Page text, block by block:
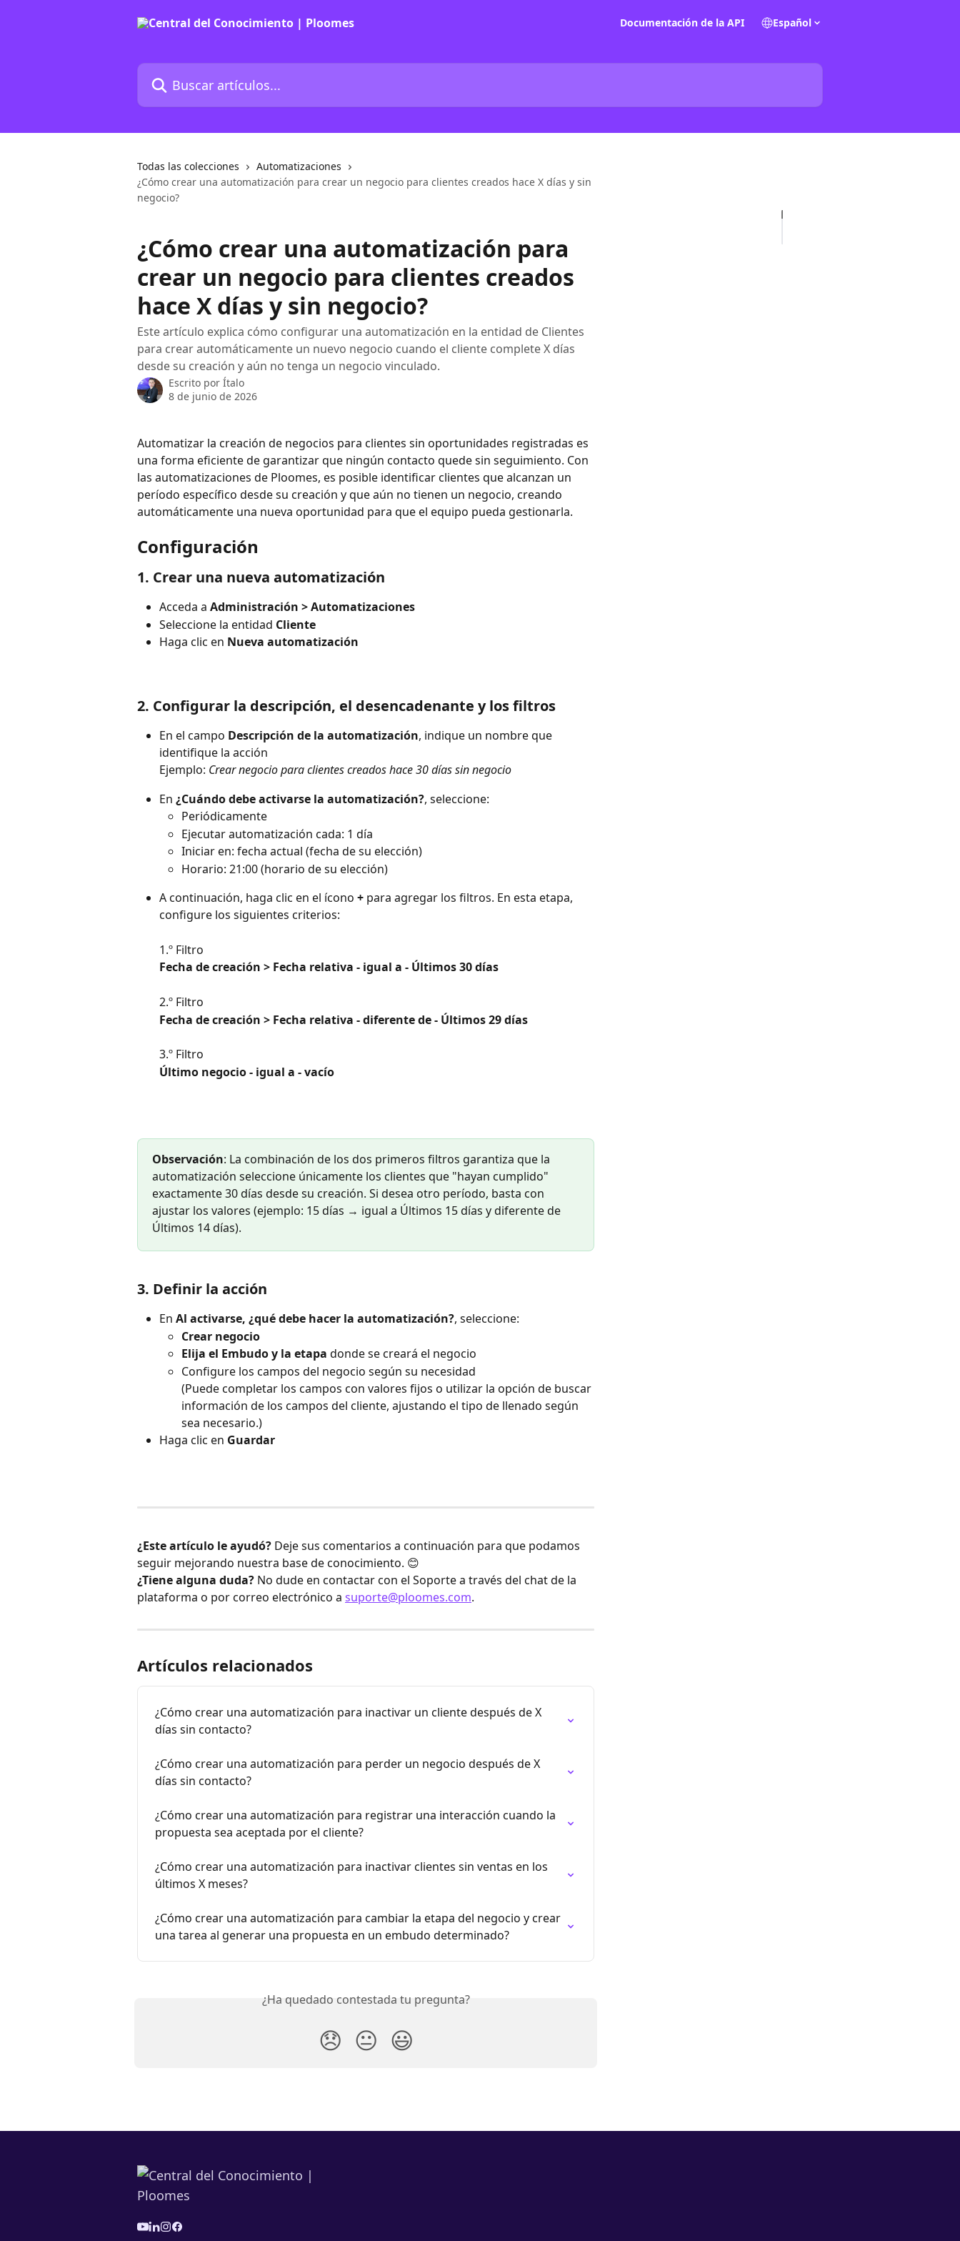
Documentación de la API Español
Buscar artículos...
Todas las colecciones
Automatizaciones
¿Cómo crear una automatización para crear un negocio para clientes creados hace X días y sin
negocio?
¿Cómo crear una automatización para
crear un negocio para clientes creados
hace X días y sin negocio?
Este artículo explica cómo configurar una automatización en la entidad de Clientes
para crear automáticamente un nuevo negocio cuando el cliente complete X días
desde su creación y aún no tenga un negocio vinculado.
Escrito por Ítalo
8 de junio de 2026
Automatizar la creación de negocios para clientes sin oportunidades registradas es
una forma eficiente de garantizar que ningún contacto quede sin seguimiento. Con
las automatizaciones de Ploomes, es posible identificar clientes que alcanzan un
período específico desde su creación y que aún no tienen un negocio, creando
automáticamente una nueva oportunidad para que el equipo pueda gestionarla.
Configuración
1. Crear una nueva automatización
Acceda a Administración > Automatizaciones
Seleccione la entidad Cliente
Haga clic en Nueva automatización
2. Configurar la descripción, el desencadenante y los filtros
En el campo Descripción de la automatización, indique un nombre que
identifique la acción
Ejemplo: Crear negocio para clientes creados hace 30 días sin negocio
En ¿Cuándo debe activarse la automatización?, seleccione:
Periódicamente
Ejecutar automatización cada: 1 día
Iniciar en: fecha actual (fecha de su elección)
Horario: 21:00 (horario de su elección)
A continuación, haga clic en el ícono + para agregar los filtros. En esta etapa,
configure los siguientes criterios:
1.º Filtro
Fecha de creación > Fecha relativa - igual a - Últimos 30 días
2.º Filtro
Fecha de creación > Fecha relativa - diferente de - Últimos 29 días
3.º Filtro
Último negocio - igual a - vacío
Observación: La combinación de los dos primeros filtros garantiza que la
automatización seleccione únicamente los clientes que "hayan cumplido"
exactamente 30 días desde su creación. Si desea otro período, basta con
ajustar los valores (ejemplo: 15 días → igual a Últimos 15 días y diferente de
Últimos 14 días).
3. Definir la acción
En Al activarse, ¿qué debe hacer la automatización?, seleccione:
Crear negocio
Elija el Embudo y la etapa donde se creará el negocio
Configure los campos del negocio según su necesidad
(Puede completar los campos con valores fijos o utilizar la opción de buscar
información de los campos del cliente, ajustando el tipo de llenado según
sea necesario.)
Haga clic en Guardar
¿Este artículo le ayudó? Deje sus comentarios a continuación para que podamos
seguir mejorando nuestra base de conocimiento. 😊
¿Tiene alguna duda? No dude en contactar con el Soporte a través del chat de la
plataforma o por correo electrónico a suporte@ploomes.com.
Artículos relacionados
¿Cómo crear una automatización para inactivar un cliente después de X
días sin contacto?
¿Cómo crear una automatización para perder un negocio después de X
días sin contacto?
¿Cómo crear una automatización para registrar una interacción cuando la
propuesta sea aceptada por el cliente?
¿Cómo crear una automatización para inactivar clientes sin ventas en los
últimos X meses?
¿Cómo crear una automatización para cambiar la etapa del negocio y crear
una tarea al generar una propuesta en un embudo determinado?
¿Ha quedado contestada tu pregunta?
😞 😐 😃